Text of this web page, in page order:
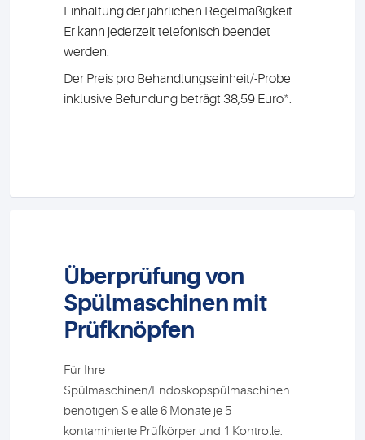
Einhaltung der jährlichen Regelmäßigkeit.
Er kann jederzeit telefonisch beendet
werden.
Der Preis pro Behandlungseinheit/-Probe
inklusive Befundung beträgt 38,59 Euro*.
Überprüfung von
Spülmaschinen mit
Prüfknöpfen
Für Ihre
Spülmaschinen/Endoskopspülmaschinen
benötigen Sie alle 6 Monate je 5
kontaminierte Prüfkörper und 1 Kontrolle.